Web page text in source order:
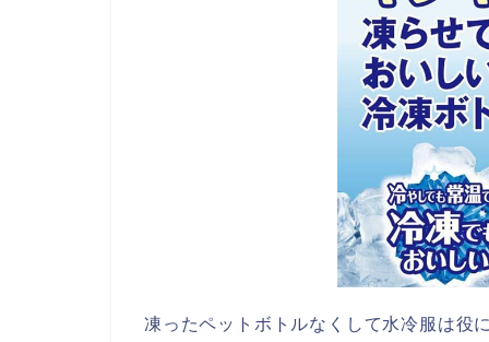
凍ったペットボトルなくして水冷服は役